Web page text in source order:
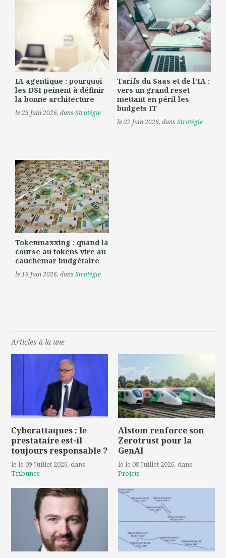
IA agentique : pourquoi
les DSI peinent à définir
la bonne architecture
le 23 Juin 2026, dansStratégie
Tarifs du Saas et de l'IA :
vers un grand reset
mettant en péril les
budgets IT
le 22 Juin 2026, dansStratégie
Tokenmaxxing : quand la
course au tokens vire au
cauchemar budgétaire
le 19 Juin 2026, dansStratégie
Articles à la une
Cyberattaques : le
prestataire est-il
toujours responsable ?
le le 09 Juillet 2026, dans
Tribunes
Alstom renforce son
Zerotrust pour la
GenAI
le le 08 Juillet 2026, dans
Projets